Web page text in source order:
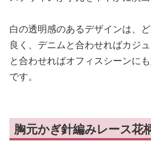
白の透明感のあるデザインは、
良く、デニムと合わせればカジ
と合わせればオフィスシーンに
です。
胸元かぎ針編みレース花